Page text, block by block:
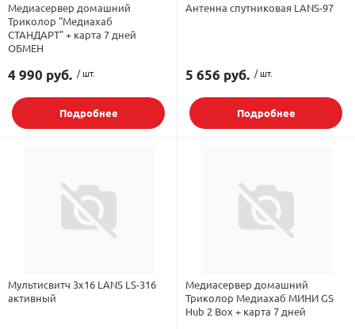
Медиасервер домашний
Триколор "Медиахаб
СТАНДАРТ" + карта 7 дней
ОБМЕН
4 990 руб. / шт.
Подробнее
Антенна спутниковая LANS-97
5 656 руб. / шт.
Подробнее
Мультисвитч 3х16 LANS LS-316
активный
Медиасервер домашний
Триколор Медиахаб МИНИ GS
Hub 2 Box + карта 7 дней